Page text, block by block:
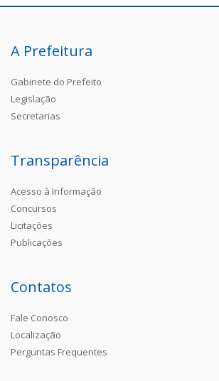
A Prefeitura
Gabinete do Prefeito
Legislação
Secretarias
Transparência
Acesso à Informação
Concursos
Licitações
Publicações
Contatos
Fale Conosco
Localização
Perguntas Frequentes